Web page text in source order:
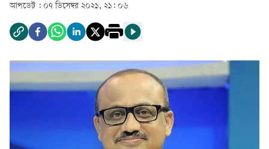
আপডেট : ০৭ ডিসেম্বর ২০২১, ২১: ০৬